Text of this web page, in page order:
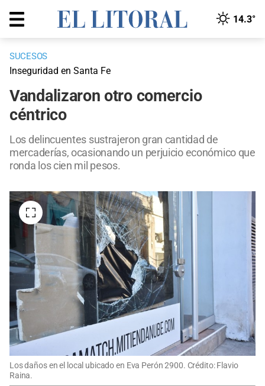
14.3°
SUCESOS
Inseguridad en Santa Fe
Vandalizaron otro comercio
céntrico
Los delincuentes sustrajeron gran cantidad de
mercaderías, ocasionando un perjuicio económico que
ronda los cien mil pesos.
Los daños en el local ubicado en Eva Perón 2900. Crédito: Flavio
Raina.